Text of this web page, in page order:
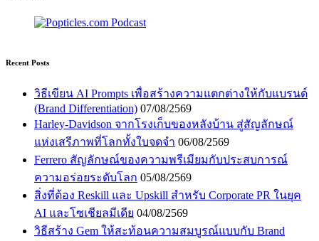
Recent Posts
วิธีเขียน AI Prompts เพื่อสร้างความแตกต่างให้กับแบรนด์
(Brand Differentiation) 07/08/2569
Harley-Davidson จากโรงเก็บของหลังบ้าน สู่สัญลักษณ์
แห่งเสรีภาพที่โลกทั้งใบจดจำ 06/08/2569
Ferrero สัญลักษณ์ของความพรีเมียมกับประสบการณ์
ความอร่อยระดับโลก 05/08/2569
สิ่งที่ต้อง Reskill และ Upskill สำหรับ Corporate PR ในยุค
AI และโซเชียลมีเดีย 04/08/2569
วิธีสร้าง Gem ให้สะท้อนความสมบูรณ์แบบกับ Brand